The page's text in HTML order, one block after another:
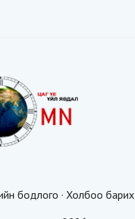
бодлого · Холбоо барих